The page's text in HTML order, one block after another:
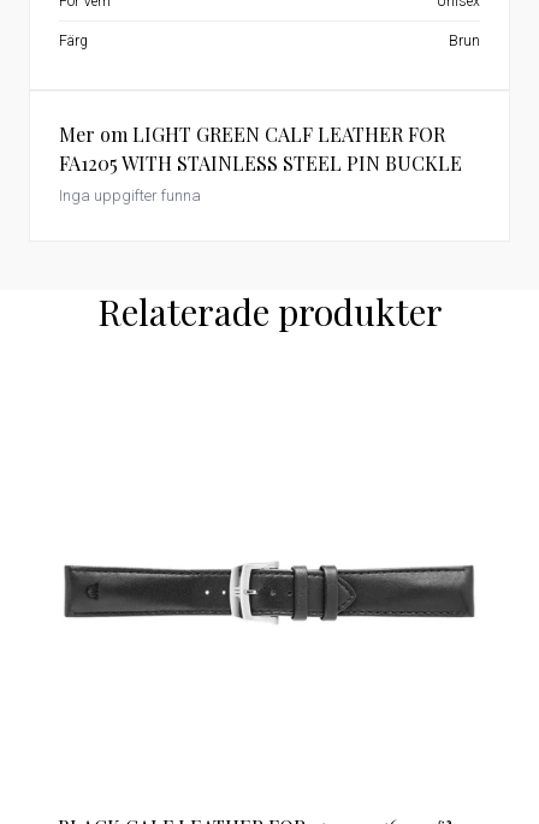
Mer om LIGHT GREEN CALF LEATHER FOR
FA1205 WITH STAINLESS STEEL PIN BUCKLE
Inga uppgifter funna
Färg Brun
Relaterade produkter